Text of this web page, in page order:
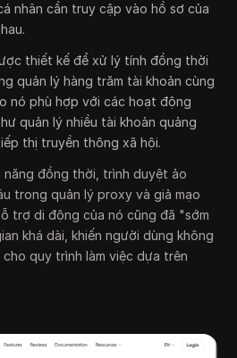
nhân cần truy cập vào hồ sơ của
thiết kế để xử lý tính đồng thời
quản lý hàng trăm tài khoản cùng
nó phù hợp với các hoạt động
quản lý nhiều tài khoản quảng
thị truyền thông xã hội.
năng đồng thời, trình duyệt ảo
trong quản lý proxy và giả mạo
trợ di động của nó cũng đã "sớm
khá dài, khiến người dùng không
quy trình làm việc dựa trên